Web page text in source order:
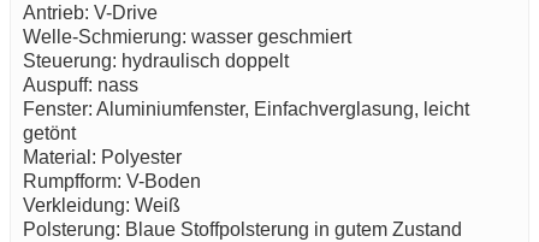
Antrieb: V-Drive
Welle-Schmierung: wasser geschmiert
Steuerung: hydraulisch doppelt
Auspuff: nass
Fenster: Aluminiumfenster, Einfachverglasung, leicht
getönt
Material: Polyester
Rumpfform: V-Boden
Verkleidung: Weiß
Polsterung: Blaue Stoffpolsterung in gutem Zustand